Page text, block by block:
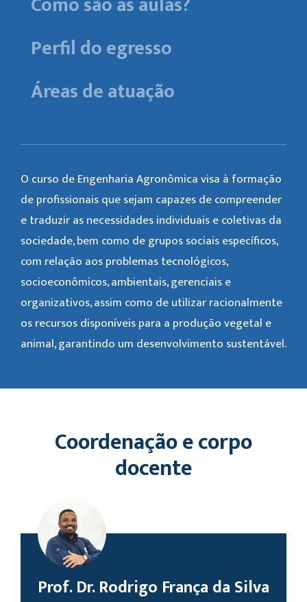
Perfil do egresso
Áreas de atuação
O curso de Engenharia Agronômica visa à formação
de profissionais que sejam capazes de compreender
e traduzir as necessidades individuais e coletivas da
sociedade, bem como de grupos sociais específicos,
com relação aos problemas tecnológicos,
socioeconômicos, ambientais, gerenciais e
organizativos, assim como de utilizar racionalmente
os recursos disponíveis para a produção vegetal e
animal, garantindo um desenvolvimento sustentável.
Coordenação e corpo
docente
Prof. Dr. Rodrigo França da Silva